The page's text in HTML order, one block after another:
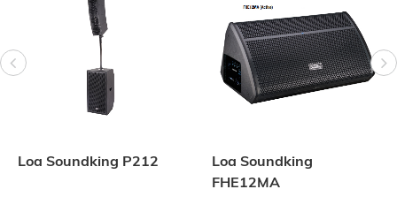
Loa Soundking P212
Loa Soundking
FHE12MA